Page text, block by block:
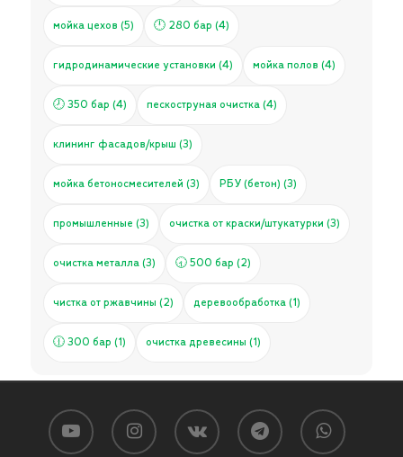
Доставка (выберите город и способ доставки):
мойка цехов (5) 🕛 280 бар (4)
гидродинамические установки (4) мойка полов (4)
🕗 350 бар (4) пескоструная очистка (4)
клининг фасадов/крыш (3)
мойка бетоносмесителей (3) РБУ (бетон) (3)
промышленные (3) очистка от краски/штукатурки (3)
очистка металла (3) 🕣 500 бар (2)
чистка от ржавчины (2) деревообработка (1)
🕧 300 бар (1) очистка древесины (1)
youtube instagram vk telegram whatsapp